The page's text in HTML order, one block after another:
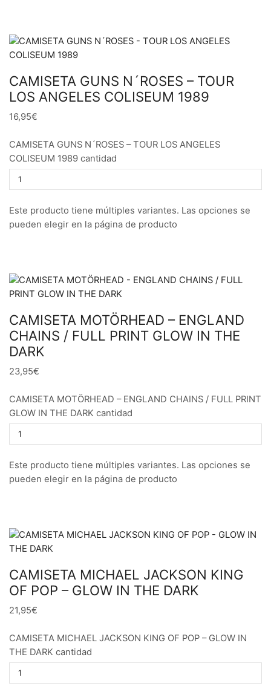
CAMISETA GUNS N´ROSES – TOUR
LOS ANGELES COLISEUM 1989
16,95€
CAMISETA GUNS N´ROSES – TOUR LOS ANGELES
COLISEUM 1989 cantidad
Este producto tiene múltiples variantes. Las opciones se
pueden elegir en la página de producto
CAMISETA MOTÖRHEAD – ENGLAND
CHAINS / FULL PRINT GLOW IN THE
DARK
23,95€
CAMISETA MOTÖRHEAD – ENGLAND CHAINS / FULL PRINT
GLOW IN THE DARK cantidad
Este producto tiene múltiples variantes. Las opciones se
pueden elegir en la página de producto
CAMISETA MICHAEL JACKSON KING
OF POP – GLOW IN THE DARK
21,95€
CAMISETA MICHAEL JACKSON KING OF POP – GLOW IN
THE DARK cantidad